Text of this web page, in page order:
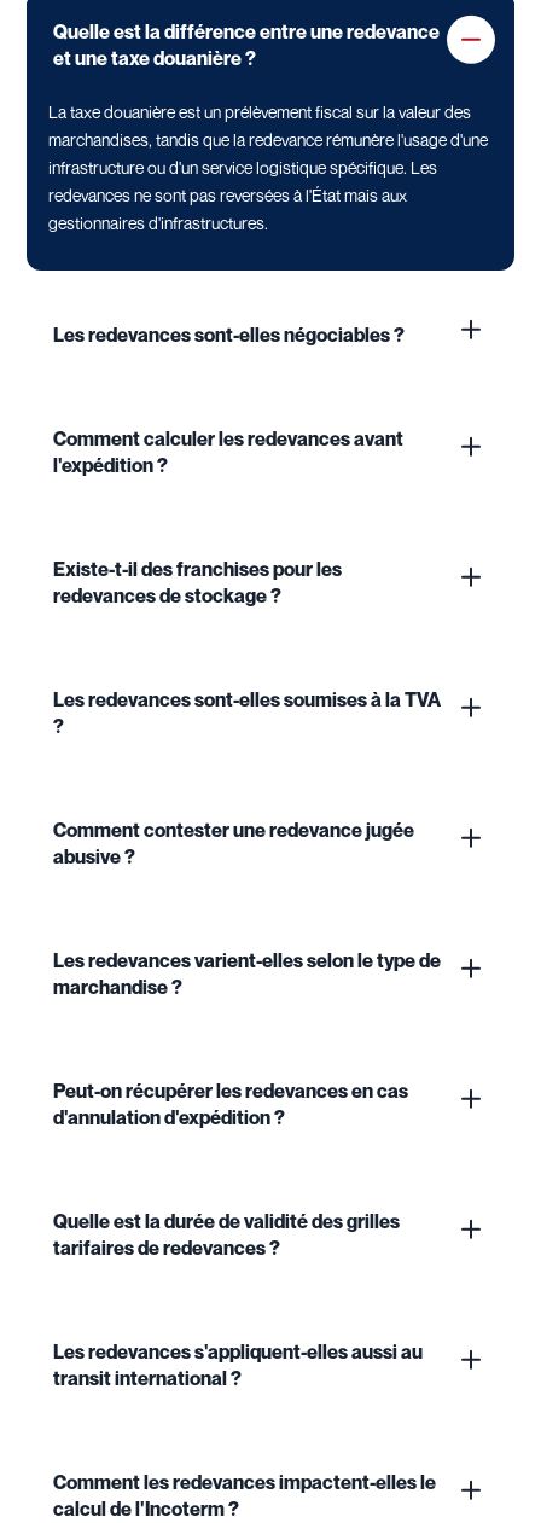
Quelle est la différence entre une redevance
et une taxe douanière ?
La taxe douanière est un prélèvement fiscal sur la valeur des
marchandises, tandis que la redevance rémunère l'usage d'une
infrastructure ou d'un service logistique spécifique. Les
redevances ne sont pas reversées à l'État mais aux
gestionnaires d'infrastructures.
Les redevances sont-elles négociables ?
Comment calculer les redevances avant
l'expédition ?
Existe-t-il des franchises pour les
redevances de stockage ?
Les redevances sont-elles soumises à la TVA
?
Comment contester une redevance jugée
abusive ?
Les redevances varient-elles selon le type de
marchandise ?
Peut-on récupérer les redevances en cas
d'annulation d'expédition ?
Quelle est la durée de validité des grilles
tarifaires de redevances ?
Les redevances s'appliquent-elles aussi au
transit international ?
Comment les redevances impactent-elles le
calcul de l'Incoterm ?